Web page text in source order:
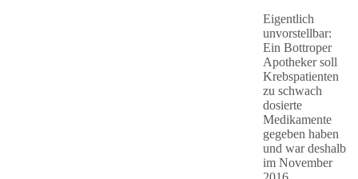
Eigentlich
unvorstellbar:
Ein Bottroper
Apotheker soll
Krebspatienten
zu schwach
dosierte
Medikamente
gegeben haben
und war deshalb
im November